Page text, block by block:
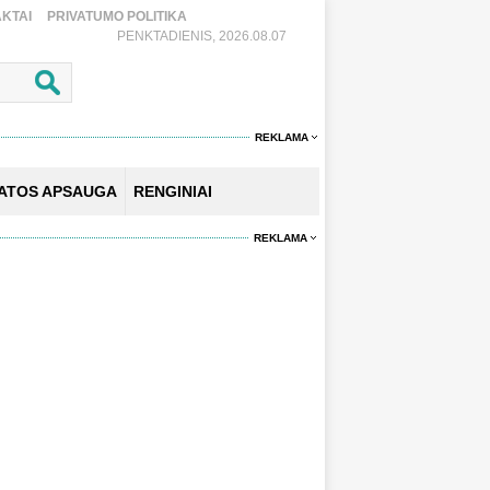
PRIVATUMO POLITIKA
PENKTADIENIS, 2026.08.07
REKLAMA
APSAUGA RENGINIAI
REKLAMA